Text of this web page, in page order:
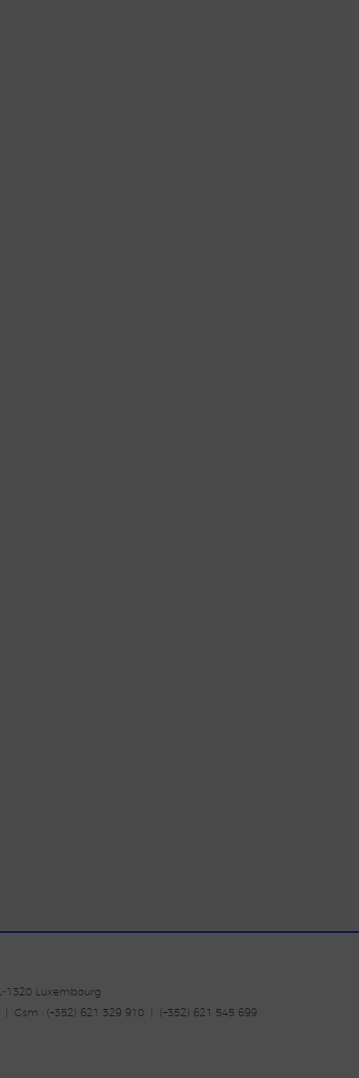
1320 Luxembourg
| Gsm : (+352) 621 329 910 | (+352) 621 545 699